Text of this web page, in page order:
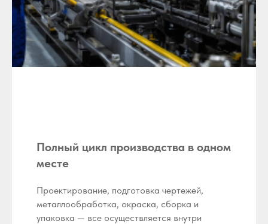
Полный цикл производства в одном
месте
Проектирование, подготовка чертежей,
металлообработка, окраска, сборка и
упаковка — все осуществляется внутри